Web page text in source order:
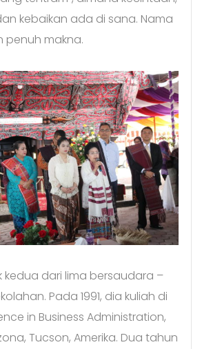
kebaikan ada di sana. Nama
penuh makna.
kedua dari lima bersaudara –
Pada 1991, dia kuliah di
in Business Administration,
Tucson, Amerika. Dua tahun